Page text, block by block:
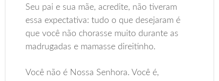
Seu pai e sua mãe, acredite, não tiveram
essa expectativa: tudo o que desejaram é
que você não chorasse muito durante as
madrugadas e mamasse direitinho.
Você não é Nossa Senhora. Você é,